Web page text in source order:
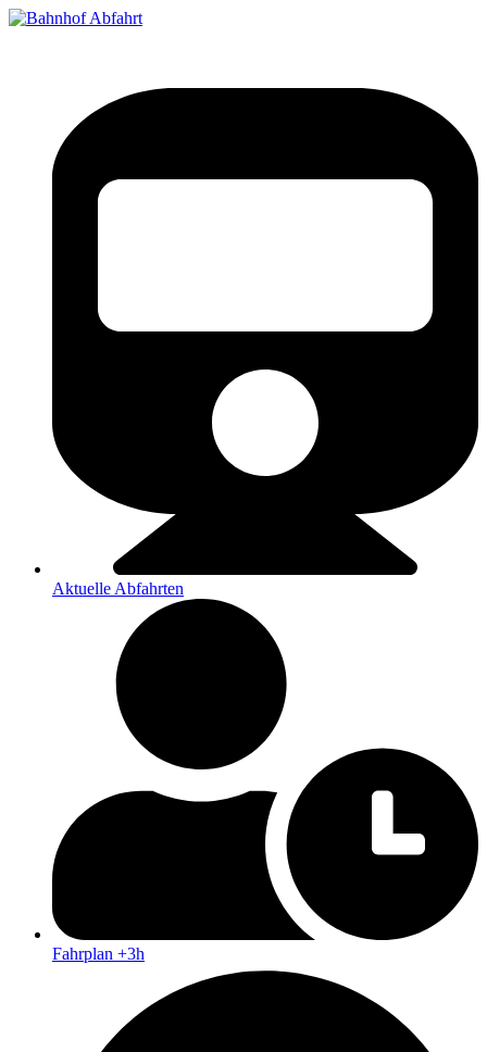
Aktuelle Abfahrten
Fahrplan +3h